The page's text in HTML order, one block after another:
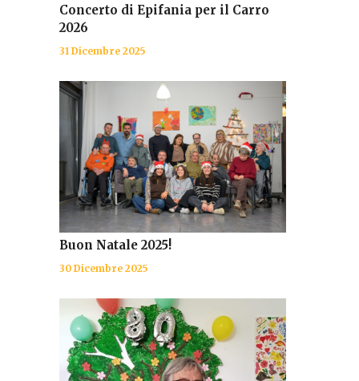
Concerto di Epifania per il Carro
2026
31 Dicembre 2025
Buon Natale 2025!
30 Dicembre 2025